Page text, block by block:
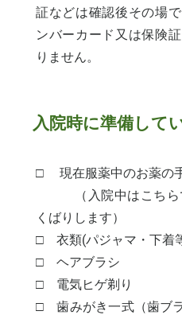
証などは確認後その場
ンバーカード又は保険
りません。
入院時に準備して
□ 現在服薬中のお薬の
（入院中はこちらで
くばりします）
□ 衣類(パジャマ・下着
□ ヘアブラシ
□ 電気ヒゲ剃り
□ 歯みがき一式（歯ブ